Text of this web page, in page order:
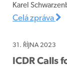
Karel
Celá zpráva
31. ŘÍJNA 2023
ICDR Calls